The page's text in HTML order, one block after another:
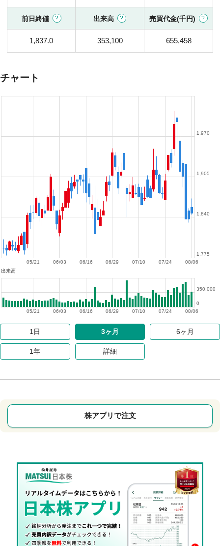
前日終値 出来高 売買代金(千円)
1,837.0 353,100 655,458
チャート
08/06
07/24
07/10
06/29
06/16
06/03
05/21
1,775
1,840
1,905
1,970
出来高
08/06
07/24
07/10
06/29
06/16
06/03
05/21
0
350,000
1日 3ヶ月 6ヶ月
1年 詳細
株アプリで注文